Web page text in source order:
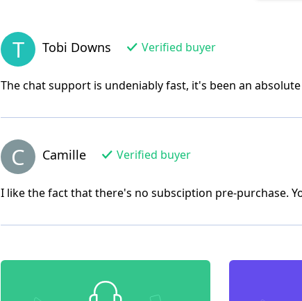
T Tobi Downs Verified buyer
The chat support is undeniably fast, it's been an
C Camille Verified buyer
I like the fact that there's no subsciption pre-purchase.